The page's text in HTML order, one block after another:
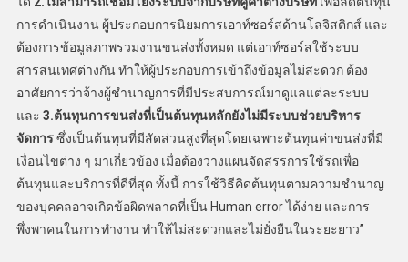
การดำเนินงาน ผู้ประกอบการนิยมการเอาท์ซอร์สด้านโลจิสติกส์ และ
ต้องการข้อมูลภาพรวมงานขนส่งทั้งหมด แต่เอาท์ซอร์สใช้ระบบ
สารสนเทศต่างกัน ทำให้ผู้ประกอบการเข้าถึงข้อมูลไม่สะดวก ต้อง
อาศัยการว่าจ้างผู้ชำนาญการที่มีประสบการณ์มาดูแลแต่ละระบบ
และ 3.ต้นทุนการขนส่งที่เป็นต้นทุนหลักยังไม่มีระบบช่วยบริหาร
จัดการซึ่งเป็นต้นทุนที่มีสัดส่วนสูงที่สุดโดยเฉพาะต้นทุนค่าขนส่งที่มี
เงื่อนไขต่าง ๆ มาเกี่ยวข้อง เมื่อต้องวางแผนจัดสรรการใช้รถเพื่อ
ต้นทุนและบริการที่ดีที่สุด ทั้งนี้ การใช้วิธีคิดต้นทุนตามความชำนาญ
ของบุคคลอาจเกิดข้อผิดพลาดที่เป็น Human error ได้ง่าย และการ
พึ่งพาคนในการทำงาน ทำให้ไม่สะดวกและไม่ยั่งยืนในระยะยาว”